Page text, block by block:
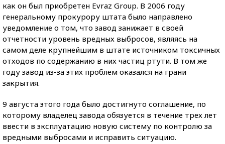
как он был приобретен Evraz Group. В 2006 году
генеральному прокурору штата было направлено
уведомление о том, что завод занижает в своей
отчетности уровень вредных выбросов, являясь на
самом деле крупнейшим в штате источником токсичных
отходов по содержанию в них частиц ртути. В том же
году завод из-за этих проблем оказался на грани
закрытия.
9 августа этого года было достигнуто соглашение, по
которому владелец завода обязуется в течение трех лет
ввести в эксплуатацию новую систему по контролю за
вредными выбросами и исправить ситуацию.